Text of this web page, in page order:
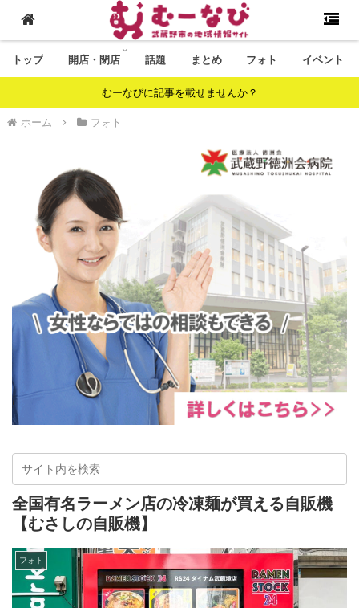
トップ 開店・閉店 話題 まとめ フォト イベント
むーなびに記事を載せませんか？
ホーム フォト
全国有名ラーメン店の冷凍麺が買える自販機
【むさしの自販機】
フォト